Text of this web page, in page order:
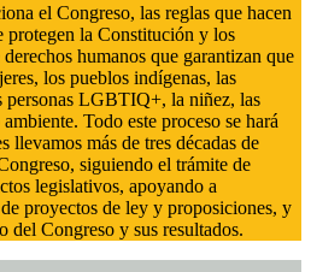
el Congreso, las reglas que hacen
protegen la Constitución y los
humanos que garantizan que
los pueblos indígenas, las
personas LGBTIQ+, la niñez, las
Todo este proceso se hará
llevamos más de tres décadas de
siguiendo el trámite de
legislativos, apoyando a
proyectos de ley y proposiciones, y
del Congreso y sus resultados.